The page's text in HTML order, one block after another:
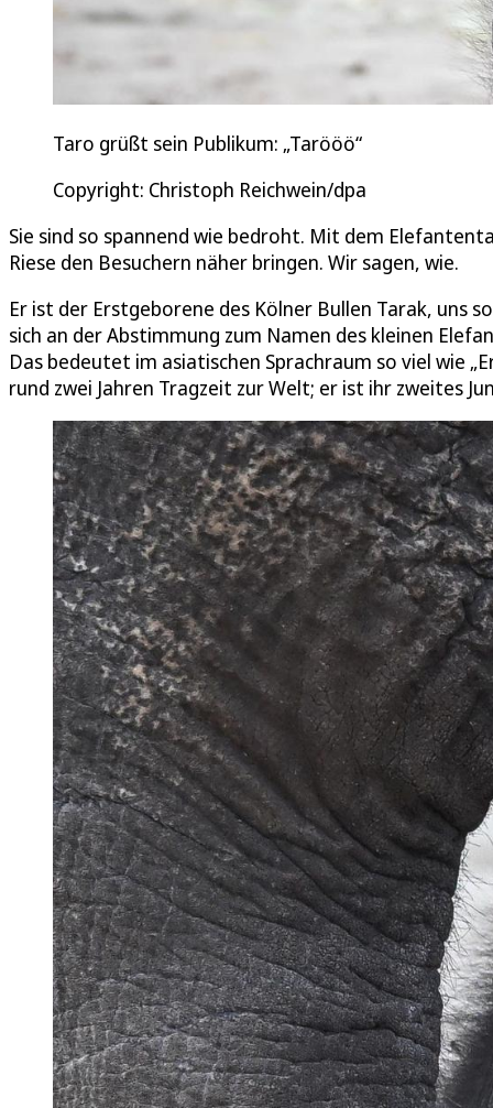
Taro grüßt sein Publikum: „Tarööö“
Copyright: Christoph Reichwein/dpa
Sie sind so spannend wie bedroht. Mit dem
Riese den Besuchern näher bringen. Wir sagen, wie.
Er ist der Erstgeborene des Kölner Bullen Tarak, uns
sich an der Abstimmung zum Namen des kleinen
Das bedeutet im asiatischen Sprachraum so viel wie
rund zwei Jahren Tragzeit zur Welt; er ist ihr zweites